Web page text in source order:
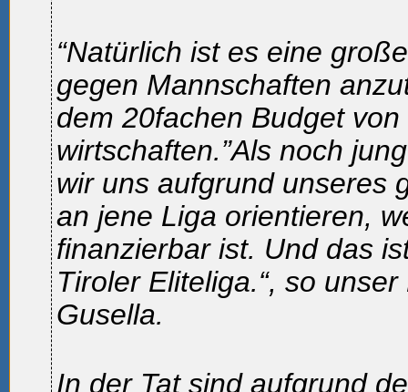
“Natürlich ist es eine
gegen Mannschaften
dem 20fachen Budget von
wirtschaften.”Als noch
wir uns aufgrund unseres
an jene Liga orientieren,
finanzierbar ist. Und das
Tiroler Eliteliga.“, so
Gusella.
In der Tat sind aufgrund